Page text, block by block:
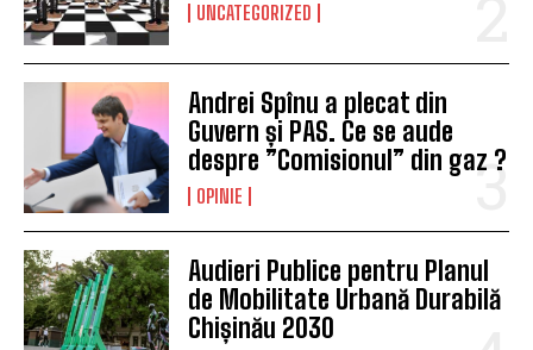
UNCATEGORIZED
Andrei Spînu a plecat din
Guvern și PAS. Ce se aude
despre ”Comisionul” din gaz ?
OPINIE
Audieri Publice pentru Planul
de Mobilitate Urbană Durabilă
Chișinău 2030